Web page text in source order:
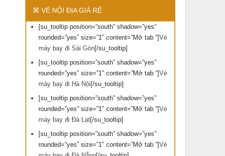
⌘ VÉ NỘI ĐỊA GIÁ RẺ
[su_tooltip position=”south” shadow=”yes”
rounded=”yes” size=”1″ content=”Mở tab “]Vé
máy bay đi Sài Gòn[/su_tooltip]
[su_tooltip position=”south” shadow=”yes”
rounded=”yes” size=”1″ content=”Mở tab “]Vé
máy bay đi Hà Nội [/su_tooltip]
[su_tooltip position=”south” shadow=”yes”
rounded=”yes” size=”1″ content=”Mở tab “]Vé
máy bay đi Đà Lạt[/su_tooltip]
[su_tooltip position=”south” shadow=”yes”
rounded=”yes” size=”1″ content=”Mở tab “]Vé